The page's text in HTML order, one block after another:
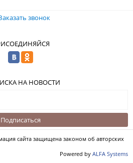
звонок
НА НОВОСТИ
Подписаться
сайта защищена законом об авторских
Powered by ALFA Systems